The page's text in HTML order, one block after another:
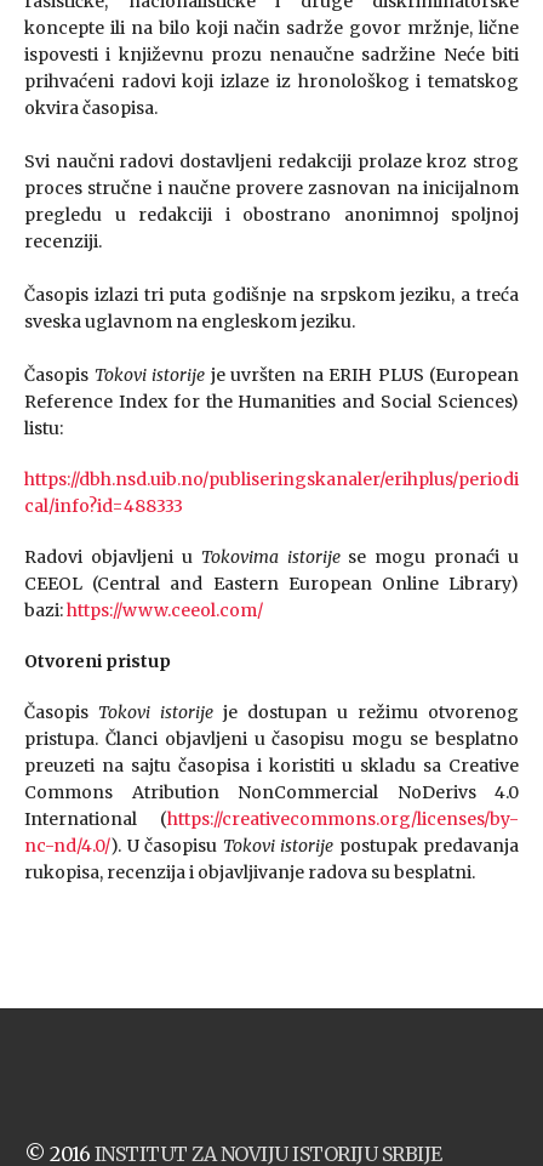
koncepte ili na bilo koji način sadrže govor mržnje, lične
ispovesti i književnu prozu nenaučne sadržine Neće biti
prihvaćeni radovi koji izlaze iz hronološkog i tematskog
okvira časopisa.
Svi naučni radovi dostavljeni redakciji prolaze kroz strog
proces stručne i naučne provere zasnovan na inicijalnom
pregledu u redakciji i obostrano anonimnoj spoljnoj
recenziji.
Časopis izlazi tri puta godišnje na srpskom jeziku, a treća
sveska uglavnom na engleskom jeziku.
Časopis Tokovi istorije je uvršten na ERIH PLUS (European
Reference Index for the Humanities and Social Sciences)
listu:
https://dbh.nsd.uib.no/publiseringskanaler/erihplus/periodi
cal/info?id=488333
Radovi objavljeni u Tokovima istorije se mogu pronaći u
CEEOL (Central and Eastern European Online Library)
bazi:https://www.ceeol.com/
Otvoreni pristup
Časopis Tokovi istorije je dostupan u režimu otvorenog
pristupa. Članci objavljeni u časopisu mogu se besplatno
preuzeti na sajtu časopisa i koristiti u skladu sa Creative
Commons Atribution NonCommercial NoDerivs 4.0
International (https://creativecommons.org/licenses/by-
nc-nd/4.0/). U časopisu Tokovi istorije postupak predavanja
rukopisa, recenzija i objavljivanje radova su besplatni.
© 2016 INSTITUT ZA NOVIJU ISTORIJU SRBIJE